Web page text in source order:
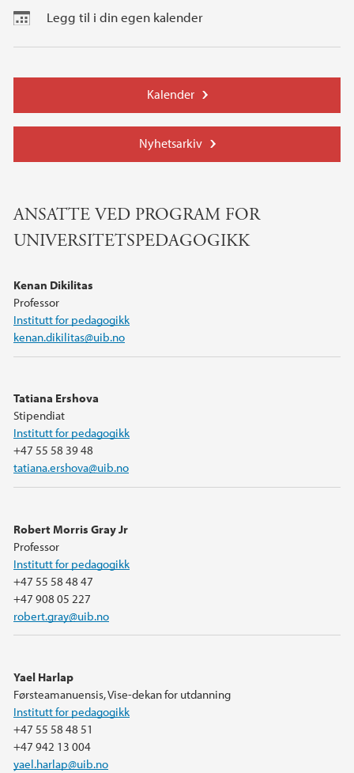
Legg til i din egen kalender
Kalender
Nyhetsarkiv
ANSATTE VED PROGRAM FOR
UNIVERSITETSPEDAGOGIKK
Kenan Dikilitas
Professor
Institutt for pedagogikk
kenan.dikilitas@uib.no
Tatiana Ershova
Stipendiat
Institutt for pedagogikk
+47 55 58 39 48
tatiana.ershova@uib.no
Robert Morris Gray Jr
Professor
Institutt for pedagogikk
+47 55 58 48 47
+47 908 05 227
robert.gray@uib.no
Yael Harlap
Førsteamanuensis, Vise-dekan for utdanning
Institutt for pedagogikk
+47 55 58 48 51
+47 942 13 004
yael.harlap@uib.no